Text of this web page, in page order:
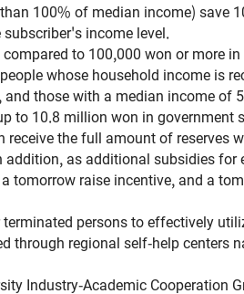
100% of median income) save
income level.
to 100,000 won or more
whose household income is
those with a median income of
to 10.8 million won in
the full amount of
as additional subsidies
tomorrow raise incentive, and a
persons to effectively
through regional self-help centers
Industry-Academic